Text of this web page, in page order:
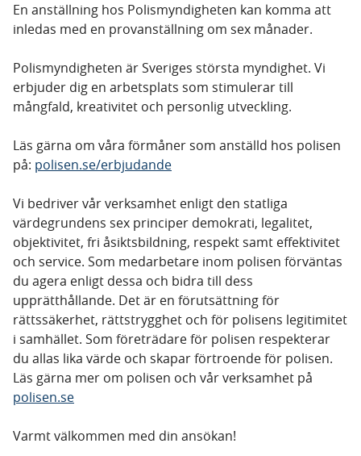
En anställning hos Polismyndigheten kan komma att
inledas med en provanställning om sex månader.
Polismyndigheten är Sveriges största myndighet. Vi
erbjuder dig en arbetsplats som stimulerar till
mångfald, kreativitet och personlig utveckling.
Läs gärna om våra förmåner som anställd hos polisen
på: polisen.se/erbjudande
Vi bedriver vår verksamhet enligt den statliga
värdegrundens sex principer demokrati, legalitet,
objektivitet, fri åsiktsbildning, respekt samt effektivitet
och service. Som medarbetare inom polisen förväntas
du agera enligt dessa och bidra till dess
upprätthållande. Det är en förutsättning för
rättssäkerhet, rättstrygghet och för polisens legitimitet
i samhället. Som företrädare för polisen respekterar
du allas lika värde och skapar förtroende för polisen.
Läs gärna mer om polisen och vår verksamhet på
polisen.se
Varmt välkommen med din ansökan!